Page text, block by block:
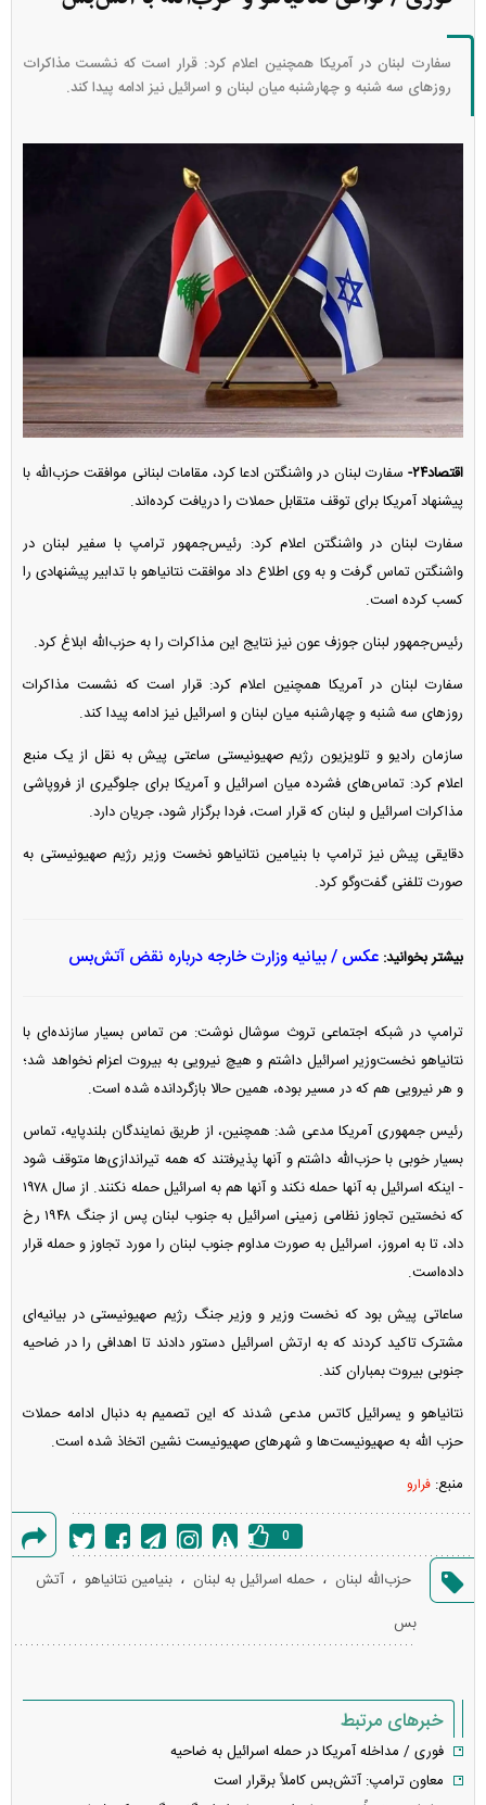
سفارت لبنان در آمریکا همچنین اعلام کرد: قرار است که نشست مذاکرات
روز‌های سه شنبه و چهارشنبه میان لبنان و اسرائیل نیز ادامه پیدا کند.
اقتصاد۲۴-
سفارت لبنان در واشنگتن ادعا کرد، مقامات لبنانی موافقت حزب‌الله با
پیشنهاد آمریکا برای توقف متقابل حملات را دریافت کرده‌اند.
سفارت لبنان در واشنگتن اعلام کرد: رئیس‌جمهور ترامپ با سفیر لبنان در
واشنگتن تماس گرفت و به وی اطلاع داد موافقت نتانیاهو با تدابیر پیشنهادی را
کسب کرده است.
رئیس‌جمهور لبنان جوزف عون نیز نتایج این مذاکرات را به حزب‌الله ابلاغ کرد.
سفارت لبنان در آمریکا همچنین اعلام کرد: قرار است که نشست مذاکرات
روز‌های سه شنبه و چهارشنبه میان لبنان و اسرائیل نیز ادامه پیدا کند.
سازمان رادیو و تلویزیون رژیم صهیونیستی ساعتی پیش به نقل از یک منبع
اعلام کرد: تماس‌های فشرده میان اسرائیل و آمریکا برای جلوگیری از فروپاشی
مذاکرات اسرائیل و لبنان که قرار است، فردا برگزار شود، جریان دارد.
دقایقی پیش نیز ترامپ با بنیامین نتانیاهو نخست وزیر رژیم صهیونیستی به
صورت تلفنی گفت‌و‌گو کرد.
بیشتر بخوانید: عکس / بیانیه وزارت خارجه درباره نقض آتش‌بس
ترامپ در شبکه اجتماعی تروث سوشال نوشت: من تماس بسیار سازنده‌ای با
نتانیاهو نخست‌وزیر اسرائیل داشتم و هیچ نیرویی به بیروت اعزام نخواهد شد؛
و هر نیرویی هم که در مسیر بوده، همین حالا بازگردانده شده است.
رئیس جمهوری آمریکا مدعی شد: همچنین، از طریق نمایندگان بلندپایه، تماس
بسیار خوبی با حزب‌الله داشتم و آنها پذیرفتند که همه تیراندازی‌ها متوقف شود
- اینکه اسرائیل به آنها حمله نکند و آنها هم به اسرائیل حمله نکنند. از سال ۱۹۷۸
که نخستین تجاوز نظامی زمینی اسرائیل به جنوب لبنان پس از جنگ ۱۹۴۸ رخ
داد، تا به امروز، اسرائیل به صورت مداوم جنوب لبنان را مورد تجاوز و حمله قرار
داده‌است.
ساعاتی پیش بود که نخست وزیر و وزیر جنگ رژیم صهیونیستی در بیانیه‌ای
مشترک تاکید کردند که به ارتش اسرائیل دستور دادند تا اهدافی را در ضاحیه
جنوبی بیروت بمباران کند.
نتانیاهو و یسرائیل کاتس مدعی شدند که این تصمیم به دنبال ادامه حملات
حزب الله به صهیونیست‌ها و شهر‌های صهیونیست نشین اتخاذ شده است.
منبع: فرارو
گزارش
خطا
0
حزب‌الله لبنان ، حمله اسرائیل به لبنان ، بنیامین نتانیاهو ، آتش
بس
خبرهای مرتبط
فوری / مداخله آمریکا در حمله اسرائیل به ضاحیه
معاون ترامپ: آتش‌بس کاملاً برقرار است